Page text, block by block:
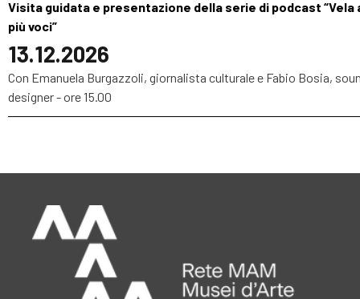
Visita guidata e presentazione della serie di podcast “Vela
più voci”
13.12.2026
Con Emanuela Burgazzoli, giornalista culturale e Fabio Bosia,
designer - ore 15.00